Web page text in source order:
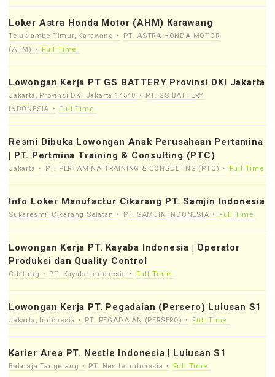
Loker Astra Honda Motor (AHM) Karawang
Telukjambe Timur, Karawang
PT. ASTRA HONDA MOTOR
(AHM)
Full Time
Lowongan Kerja PT GS BATTERY Provinsi DKI Jakarta
Jakarta, Provinsi DKI Jakarta 14540
PT. GS BATTERY
INDONESIA
Full Time
Resmi Dibuka Lowongan Anak Perusahaan Pertamina
| PT. Pertmina Training & Consulting (PTC)
Jakarta PT. PERTAMINA TRAINING & CONSULTING (PTC) Full Time
Info Loker Manufactur Cikarang PT. Samjin Indonesia
Sukaresmi, Cikarang Selatan PT. SAMJIN INDONESIA Full Time
Lowongan Kerja PT. Kayaba Indonesia | Operator
Produksi dan Quality Control
Cibitung PT. Kayaba Indonesia Full Time
Lowongan Kerja PT. Pegadaian (Persero) Lulusan S1
Jakarta, Indonesia PT. PEGADAIAN (PERSERO) Full Time
Karier Area PT. Nestle Indonesia | Lulusan S1
Balaraja Tangerang PT. Nestle Indonesia Full Time